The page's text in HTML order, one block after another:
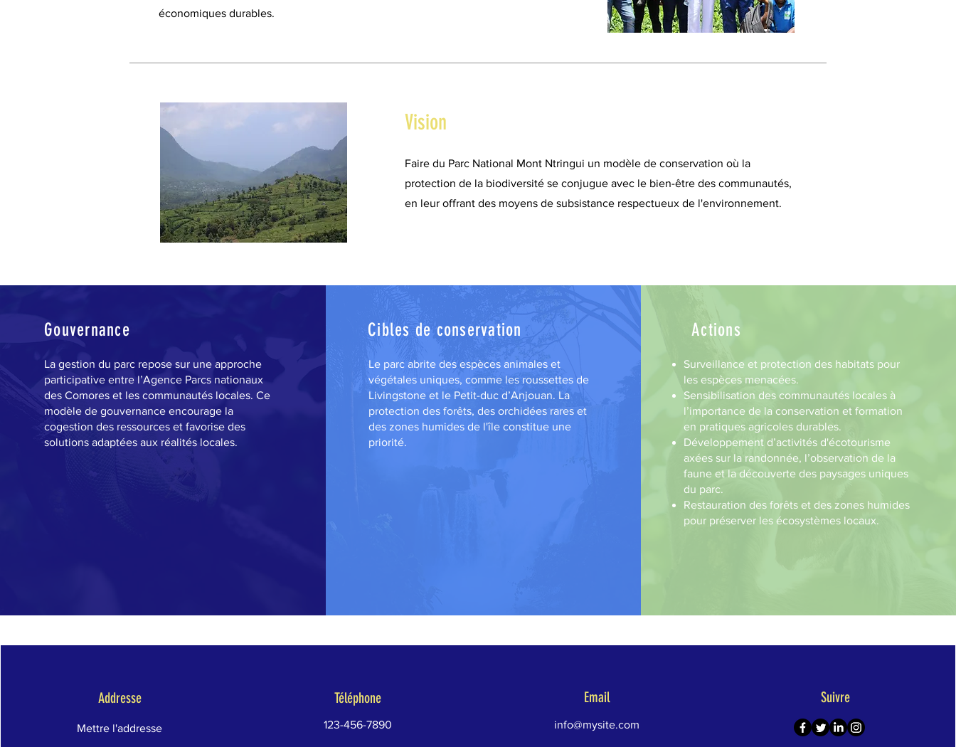
économiques durables.
Vision
Faire du Parc National Mont Ntringui un modèle de conservation où la
protection de la biodiversité se conjugue avec le bien-être des communautés,
en leur offrant des moyens de subsistance respectueux de l'environnement.
Gouvernance
La gestion du parc repose sur une approche
participative entre l’Agence Parcs nationaux
des Comores et les communautés locales. Ce
modèle de gouvernance encourage la
cogestion des ressources et favorise des
solutions adaptées aux réalités locales.
Cibles de conservation
Le parc abrite des espèces animales et
végétales uniques, comme les roussettes de
Livingstone et le Petit-duc d’Anjouan. La
protection des forêts, des orchidées rares et
des zones humides de l'île constitue une
priorité.
Actions
Surveillance et protection des habitats pour
les espèces menacées.
Sensibilisation des communautés locales à
l’importance de la conservation et formation
en pratiques agricoles durables.
Développement d’activités d'écotourisme
axées sur la randonnée, l’observation de la
faune et la découverte des paysages uniques
du parc.
Restauration des forêts et des zones humides
pour préserver les écosystèmes locaux.
Addresse
Mettre l'addresse
Téléphone
123-456-7890
Email
info@mysite.com
Suivre